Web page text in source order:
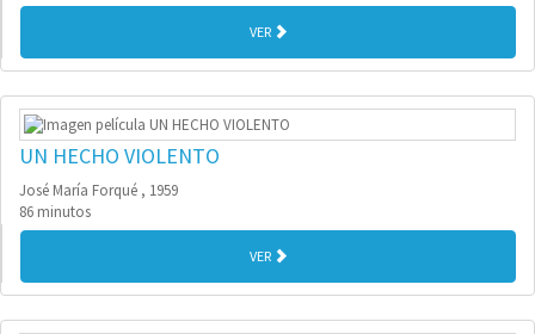
VER
UN HECHO VIOLENTO
José María Forqué , 1959
86 minutos
VER